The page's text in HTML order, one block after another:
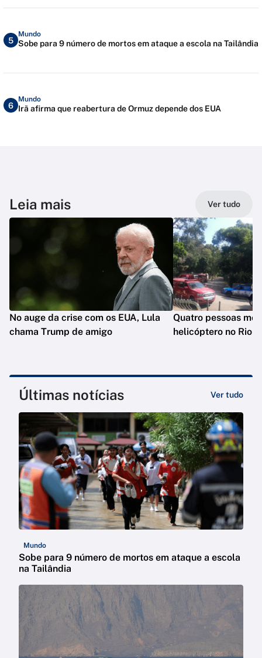
5
Mundo
Sobe para 9 número de mortos em ataque a escola na Tailândia
6
Mundo
Irã afirma que reabertura de Ormuz depende dos EUA
Leia mais Ver tudo
No auge da crise com os EUA, Lula
chama Trump de amigo
Quatro pessoas
helicóptero no Rio
Últimas notícias Ver tudo
Mundo
Sobe para 9 número de mortos em ataque a escola
na Tailândia